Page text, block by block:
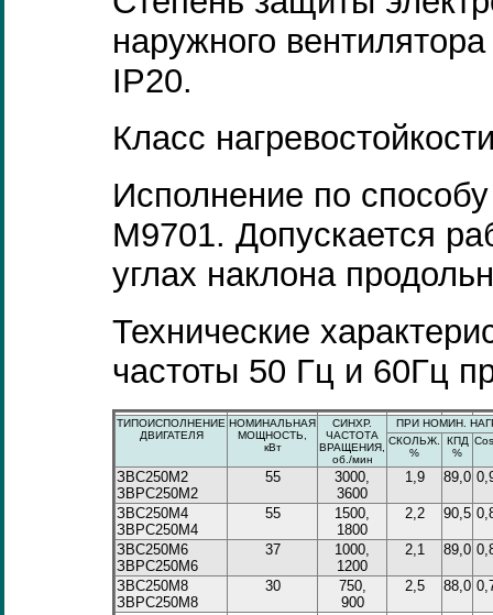
наружного
IP20.
Класс
Исполнение по
М9701. Допускается
углах наклона
Технические
частоты 50 Гц и 60Гц
ТИПОИСПОЛНЕНИЕ
ДВИГАТЕЛЯ
НОМИНАЛЬНАЯ
МОЩНОСТЬ,
кВт
СИНХР.
ЧАСТОТА
ВРАЩЕНИЯ,
об./мин
ПРИ НОМИН.
СКОЛЬЖ.
%
КПД
%
ЗВС250М2
ЗВРС250М2
55
3000,
3600
1,9 89,0
ЗВС250М4
ЗВРС250М4
55
1500,
1800
2,2 90,5
ЗВС250М6
ЗВРС250М6
37
1000,
1200
2,1 89,0
ЗВС250М8
ЗВРС250М8
30
750,
900
2,5 88,0